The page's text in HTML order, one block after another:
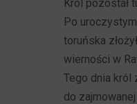
Król pozostał
Po
toruńska
wierności w
Tego dnia król
do